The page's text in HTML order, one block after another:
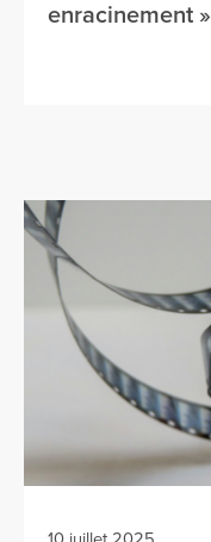
enracinement »